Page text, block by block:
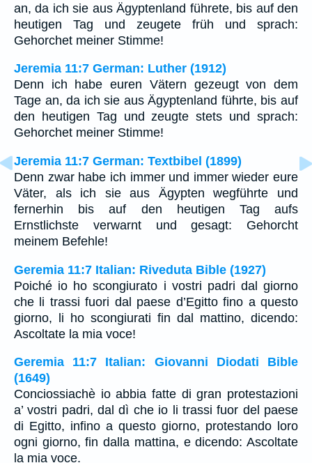
an, da ich sie aus Ägyptenland führete, bis auf den
heutigen Tag und zeugete früh und sprach:
Gehorchet meiner Stimme!
Jeremia 11:7 German: Luther (1912)
Denn ich habe euren Vätern gezeugt von dem
Tage an, da ich sie aus Ägyptenland führte, bis auf
den heutigen Tag und zeugte stets und sprach:
Gehorchet meiner Stimme!
Jeremia 11:7 German: Textbibel (1899)
Denn zwar habe ich immer und immer wieder eure
Väter, als ich sie aus Ägypten wegführte und
fernerhin bis auf den heutigen Tag aufs
Ernstlichste verwarnt und gesagt: Gehorcht
meinem Befehle!
Geremia 11:7 Italian: Riveduta Bible (1927)
Poiché io ho scongiurato i vostri padri dal giorno
che li trassi fuori dal paese d’Egitto fino a questo
giorno, li ho scongiurati fin dal mattino, dicendo:
Ascoltate la mia voce!
Geremia 11:7 Italian: Giovanni Diodati Bible
(1649)
Conciossiachè io abbia fatte di gran protestazioni
a’ vostri padri, dal dì che io li trassi fuor del paese
di Egitto, infino a questo giorno, protestando loro
ogni giorno, fin dalla mattina, e dicendo: Ascoltate
la mia voce.